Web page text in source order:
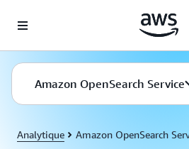
Amazon OpenSearch Service
Analytique Amazon OpenSearch